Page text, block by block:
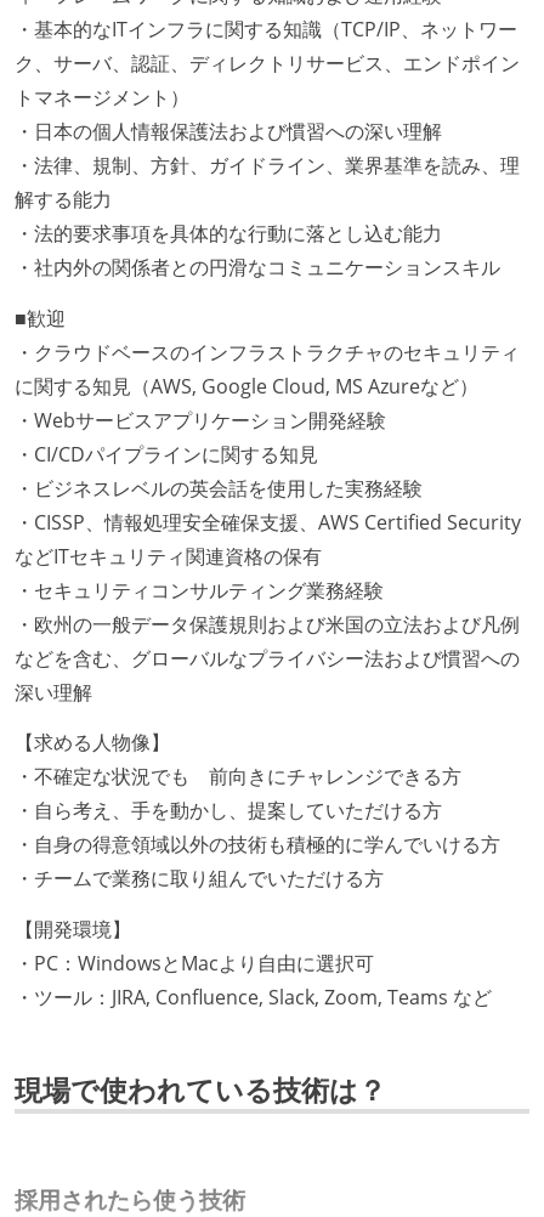
・基本的なITインフラに関する知識（TCP/IP、ネットワー
ク、サーバ、認証、ディレクトリサービス、エンドポイン
トマネージメント）
・日本の個人情報保護法および慣習への深い理解
・法律、規制、方針、ガイドライン、業界基準を読み、理
解する能力
・法的要求事項を具体的な行動に落とし込む能力
・社内外の関係者との円滑なコミュニケーションスキル
■歓迎
・クラウドベースのインフラストラクチャのセキュリティ
に関する知見（AWS, Google Cloud, MS Azureなど）
・Webサービスアプリケーション開発経験
・CI/CDパイプラインに関する知見
・ビジネスレベルの英会話を使用した実務経験
・CISSP、情報処理安全確保支援、AWS Certified Security
などITセキュリティ関連資格の保有
・セキュリティコンサルティング業務経験
・欧州の一般データ保護規則および米国の立法および凡例
などを含む、グローバルなプライバシー法および慣習への
深い理解
【求める人物像】
・不確定な状況でも 前向きにチャレンジできる方
・自ら考え、手を動かし、提案していただける方
・自身の得意領域以外の技術も積極的に学んでいける方
・チームで業務に取り組んでいただける方
【開発環境】
・PC：WindowsとMacより自由に選択可
・ツール：JIRA, Confluence, Slack, Zoom, Teams など
現場で使われている技術は？
採用されたら使う技術